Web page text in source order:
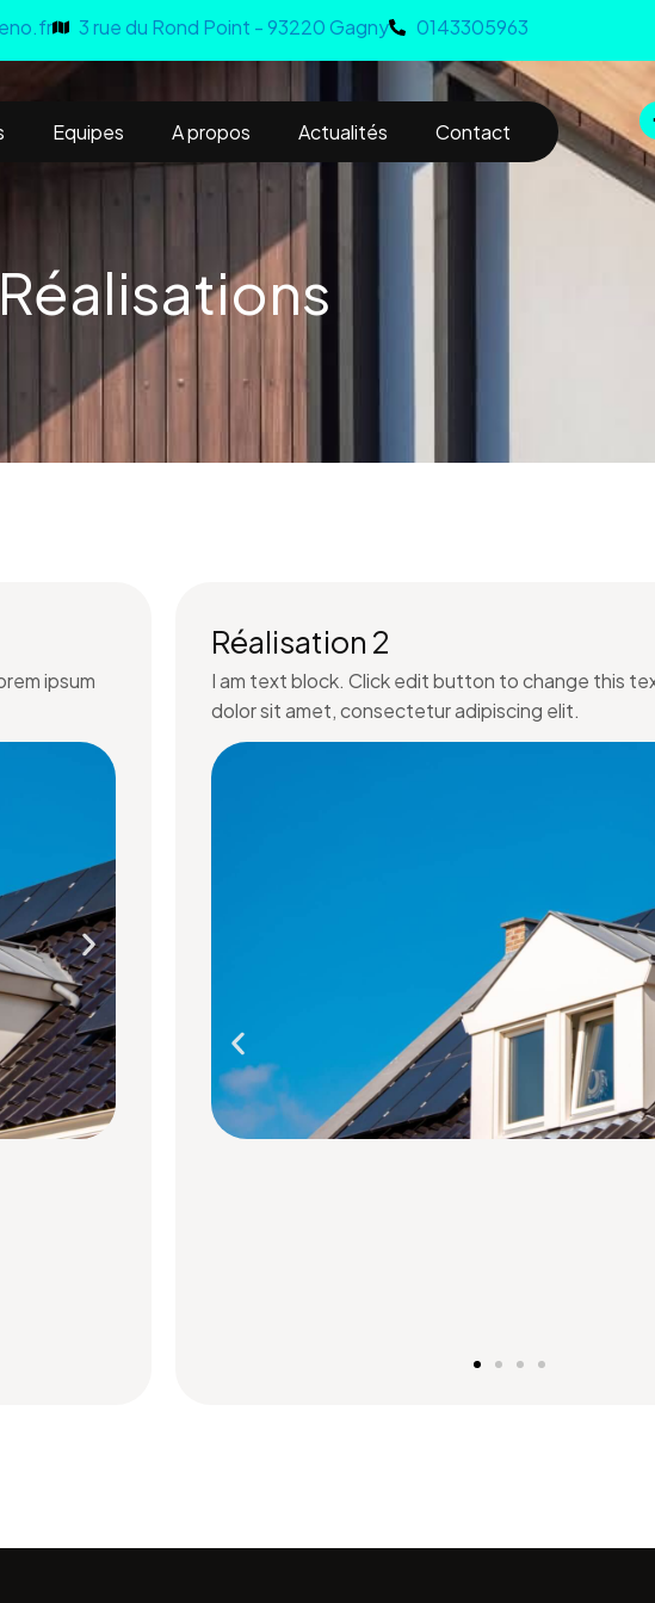
3 rue du Rond Point - 93220 Gagny 0143305963
Equipes A propos Actualités Contact
Réalisations
ipsum
Réalisation 2
I am text block. Click edit button to change this
dolor sit amet, consectetur adipiscing elit.